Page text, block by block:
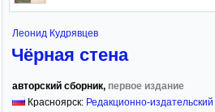
Леонид Кудрявцев
Чёрная стена
авторский сборник, первое издание
Красноярск: Редакционно-